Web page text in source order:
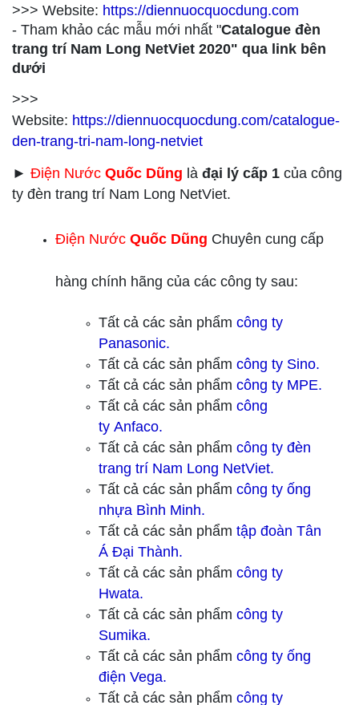
>>> Website: https://diennuocquocdung.com
- Tham khảo các mẫu mới nhất "Catalogue đèn
trang trí Nam Long NetViet 2020" qua link bên
dưới
>>>
Website: https://diennuocquocdung.com/catalogue-
den-trang-tri-nam-long-netviet
► Điện Nước Quốc Dũng là đại lý cấp 1 của công
ty đèn trang trí Nam Long NetViet.
Điện Nước Quốc Dũng Chuyên cung cấp
hàng chính hãng của các công ty sau:
Tất cả các sản phẩm công ty
Panasonic.
Tất cả các sản phẩm công ty Sino.
Tất cả các sản phẩm công ty MPE.
Tất cả các sản phẩm công
ty Anfaco.
Tất cả các sản phẩm công ty đèn
trang trí Nam Long NetViet.
Tất cả các sản phẩm công ty ống
nhựa Bình Minh.
Tất cả các sản phẩm tập đoàn Tân
Á Đại Thành.
Tất cả các sản phẩm công ty
Hwata.
Tất cả các sản phẩm công ty
Sumika.
Tất cả các sản phẩm công ty ống
điện Vega.
Tất cả các sản phẩm công ty